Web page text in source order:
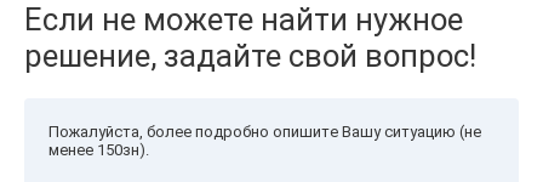
Если не можете найти нужное
решение, задайте свой вопрос!
Пожалуйста, более подробно опишите Вашу ситуацию (не
менее 150зн).